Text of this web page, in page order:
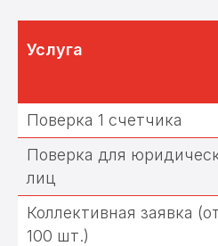
Услуга
Поверка 1 счетчика
Поверка для
лиц
Коллективная заявка
100 шт.)